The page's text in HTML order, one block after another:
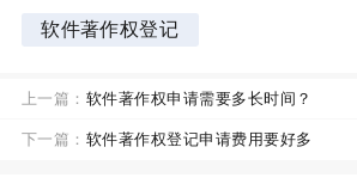
软件著作权登记
上一篇： 软件著作权申请需要多长时间？
下一篇： 软件著作权登记申请费用要好多